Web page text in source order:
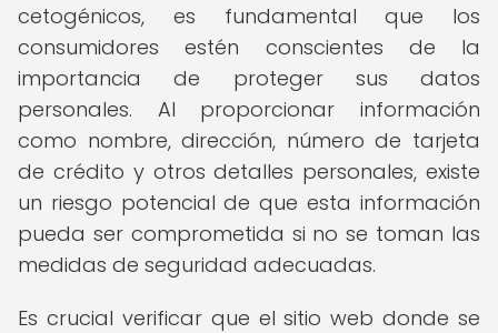
cetogénicos, es fundamental que los
consumidores estén conscientes de la
importancia de proteger sus datos
personales. Al proporcionar información
como nombre, dirección, número de tarjeta
de crédito y otros detalles personales, existe
un riesgo potencial de que esta información
pueda ser comprometida si no se toman las
medidas de seguridad adecuadas.
Es crucial verificar que el sitio web donde se